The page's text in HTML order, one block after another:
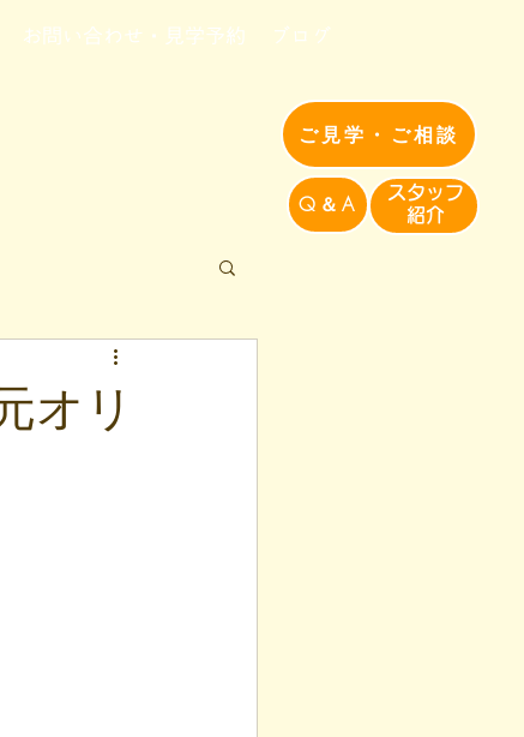
ご見学・ご相談
Q＆A
​スタッフ
紹介​
お問い合わせ・見学予約 ブログ
オリ